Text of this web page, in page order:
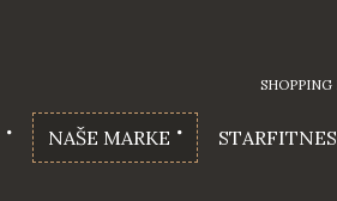
SHOPPING
NAŠE MARKE